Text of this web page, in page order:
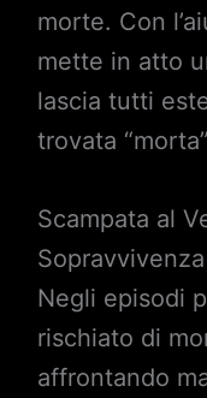
morte. Con
mette in atto
lascia tutti
trovata
Scampata al
Negli episodi
rischiato di
affrontando